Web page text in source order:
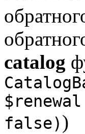
catalog
false))